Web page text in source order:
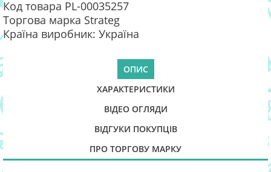
Код товара PL-00035257
Торгова марка Strateg
Країна виробник: Україна
ОПИС
ХАРАКТЕРИСТИКИ
ВІДЕО ОГЛЯДИ
ВІДГУКИ ПОКУПЦІВ
ПРО ТОРГОВУ МАРКУ